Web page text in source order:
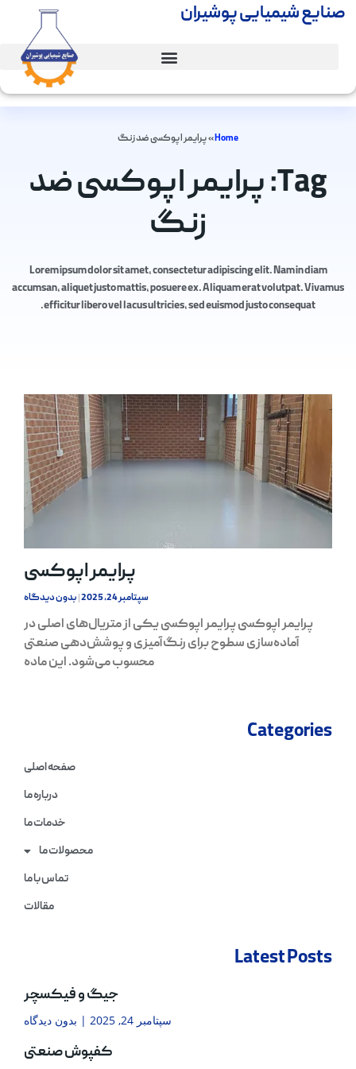
صنایع شیمیایی پوشیران
Home
»پرایمر اپوکسی ضد زنگ
Tag: پرایمر اپوکسی ضد
زنگ
Lorem ipsum dolor sit amet, consectetur adipiscing elit. Nam in diam
accumsan, aliquet justo mattis, posuere ex. Aliquam erat volutpat. Vivamus
efficitur libero vel lacus ultricies, sed euismod justo consequat.
پرایمر اپوکسی
سپتامبر 24, 2025 بدون دیدگاه
پرایمر اپوکسی پرایمر اپوکسی یکی از متریال‌های اصلی در
آماده‌سازی سطوح برای رنگ‌آمیزی و پوشش‌دهی صنعتی
محسوب می‌شود. این ماده
Categories
صفحه اصلی
درباره ما
خدمات ما
محصولات ما
تماس با ما
مقالات
Latest Posts
جیگ و فیکسچر
سپتامبر 24, 2025 بدون دیدگاه
کفپوش صنعتی